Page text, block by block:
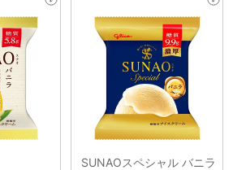
SUNAOスペシャル バニラ